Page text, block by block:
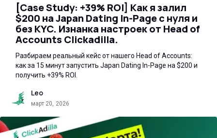
[Case Study: +39% ROI] Как я залил
$200 на Japan Dating In-Page с нуля и
без KYC. Изнанка настроек от Head of
Accounts Clickadilla.
Разбираем реальный кейс от нашего Head of Accounts:
как за 15 минут запустить Japan Dating In-Page на $200 и
получить +39% ROI.
Leo
март 20, 2026